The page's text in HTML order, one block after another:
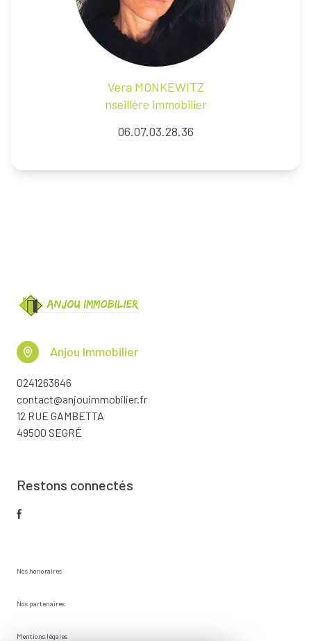
Vera MONKEWITZ
nseillère immobilier
06.07.03.28.36
Anjou Immobilier
0241263646
contact@anjouimmobilier.fr
12 RUE GAMBETTA
49500 SEGRÉ
Restons connectés
Nos honoraires
Nos partenaires
Mentions légales